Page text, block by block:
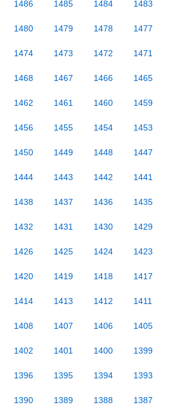
1486 1485 1484 1483
1480 1479 1478 1477
1474 1473 1472 1471
1468 1467 1466 1465
1462 1461 1460 1459
1456 1455 1454 1453
1450 1449 1448 1447
1444 1443 1442 1441
1438 1437 1436 1435
1432 1431 1430 1429
1426 1425 1424 1423
1420 1419 1418 1417
1414 1413 1412 1411
1408 1407 1406 1405
1402 1401 1400 1399
1396 1395 1394 1393
1390 1389 1388 1387